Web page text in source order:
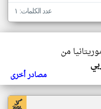
عدد الكلمات: ١
من
مصادر أخرى